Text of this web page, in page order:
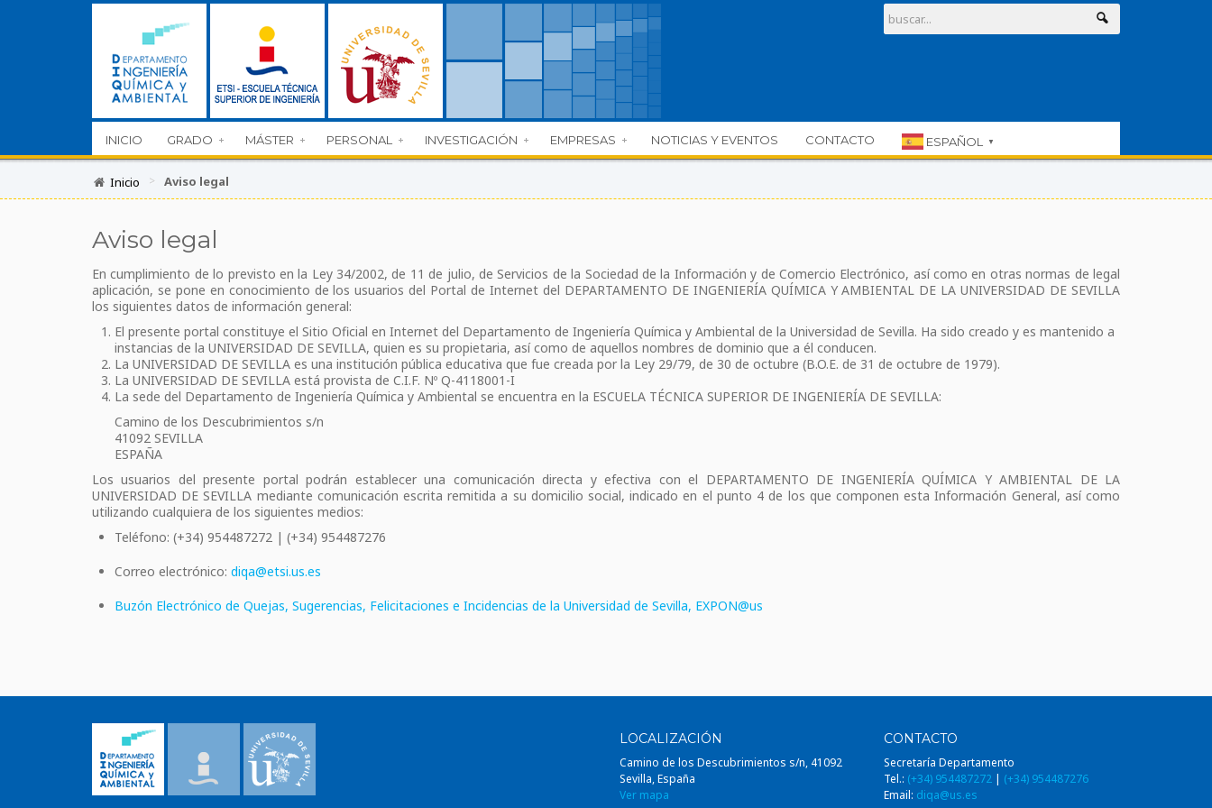
INICIO GRADO MÁSTER PERSONAL INVESTIGACIÓN EMPRESAS NOTICIAS Y EVENTOS CONTACTO ESPAÑOL ▼
Inicio > Aviso legal
Aviso legal
En cumplimiento de lo previsto en la Ley 34/2002, de 11 de julio, de Servicios de la Sociedad de la Información y de Comercio Electrónico, así como en otras normas de legal
aplicación, se pone en conocimiento de los usuarios del Portal de Internet del DEPARTAMENTO DE INGENIERÍA QUÍMICA Y AMBIENTAL DE LA UNIVERSIDAD DE SEVILLA
los siguientes datos de información general:
El presente portal constituye el Sitio Oficial en Internet del Departamento de Ingeniería Química y Ambiental de la Universidad de Sevilla. Ha sido creado y es mantenido a
instancias de la UNIVERSIDAD DE SEVILLA, quien es su propietaria, así como de aquellos nombres de dominio que a él conducen.
La UNIVERSIDAD DE SEVILLA es una institución pública educativa que fue creada por la Ley 29/79, de 30 de octubre (B.O.E. de 31 de octubre de 1979).
La UNIVERSIDAD DE SEVILLA está provista de C.I.F. Nº Q-4118001-I
La sede del Departamento de Ingeniería Química y Ambiental se encuentra en la ESCUELA TÉCNICA SUPERIOR DE INGENIERÍA DE SEVILLA:
Camino de los Descubrimientos s/n
41092 SEVILLA
ESPAÑA
Los usuarios del presente portal podrán establecer una comunicación directa y efectiva con el DEPARTAMENTO DE INGENIERÍA QUÍMICA Y AMBIENTAL DE LA
UNIVERSIDAD DE SEVILLA mediante comunicación escrita remitida a su domicilio social, indicado en el punto 4 de los que componen esta Información General, así como
utilizando cualquiera de los siguientes medios:
Teléfono: (+34) 954487272 | (+34) 954487276
Correo electrónico: diqa@etsi.us.es
Buzón Electrónico de Quejas, Sugerencias, Felicitaciones e Incidencias de la Universidad de Sevilla, EXPON@us
LOCALIZACIÓN
Camino de los Descubrimientos s/n, 41092
Sevilla, España
Ver mapa
CONTACTO
Secretaría Departamento
Tel.: (+34) 954487272| (+34) 954487276
Email: diqa@us.es